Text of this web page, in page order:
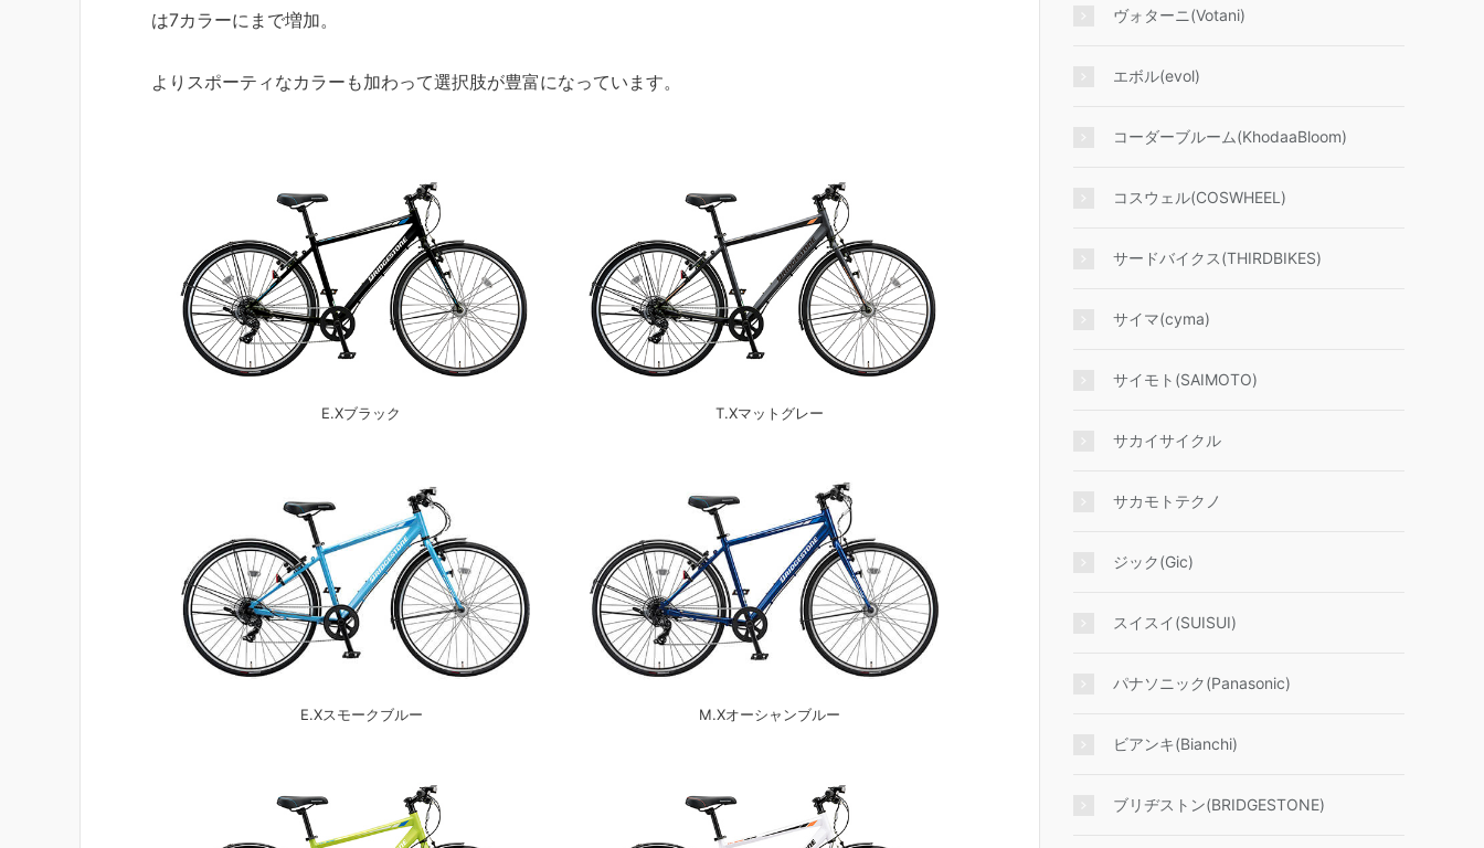
は7カラーにまで増加。
よりスポーティなカラーも加わって選択肢が豊富になっています。
E.Xブラック T.Xマットグレー
E.Xスモークブルー M.Xオーシャンブルー
ヴォターニ(Votani)
エボル(evol)
コーダーブルーム(KhodaaBloom)
コスウェル(COSWHEEL)
サードバイクス(THIRDBIKES)
サイマ(cyma)
サイモト(SAIMOTO)
サカイサイクル
サカモトテクノ
ジック(Gic)
スイスイ(SUISUI)
パナソニック(Panasonic)
ビアンキ(Bianchi)
ブリヂストン(BRIDGESTONE)